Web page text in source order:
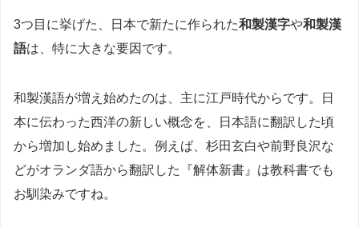
3つ目に挙げた、日本で新たに作られた和製漢字や和製漢
語は、特に大きな要因です。
和製漢語が増え始めたのは、主に江戸時代からです。日
本に伝わった西洋の新しい概念を、日本語に翻訳した頃
から増加し始めました。例えば、杉田玄白や前野良沢な
どがオランダ語から翻訳した『解体新書』は教科書でも
お馴染みですね。